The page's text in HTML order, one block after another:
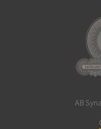
AB
ASP.NET_SessionId